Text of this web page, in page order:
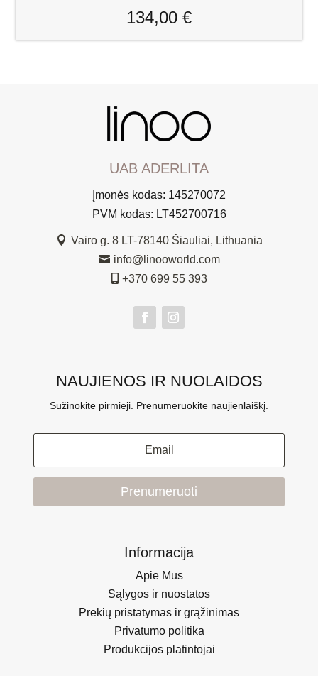
134,00 €
UAB ADERLITA
Įmonės kodas: 145270072
PVM kodas: LT452700716
 Vairo g. 8 LT-78140 Šiauliai, Lithuania
 info@linooworld.com
 +370 699 55 393
NAUJIENOS IR NUOLAIDOS
Sužinokite pirmieji. Prenumeruokite naujienlaiškį.
Prenumeruoti
Informacija
Apie Mus
Sąlygos ir nuostatos
Prekių pristatymas ir grąžinimas
Privatumo politika
Produkcijos platintojai